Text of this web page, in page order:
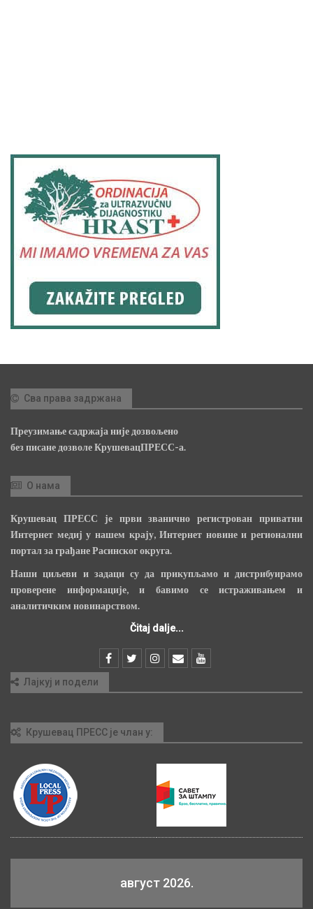
Сва права задржана
Преузимање садржаја није дозвољено
без писане дозволе КрушевацПРЕСС-а.
О нама
Крушевац ПРЕСС је први званично регистрован приватни
Интернет медиј у нашем крају, Интернет новине и регионални
портал за грађане Расинског округа.
Наши циљеви и задаци су да прикупљамо и дистрибуирамо
проверене информације, и бавимо се истраживањем и
аналитичким новинарством.
Čitaj dalje...
Лајкуј и подели
Крушевац ПРЕСС је члан у:
август 2026.